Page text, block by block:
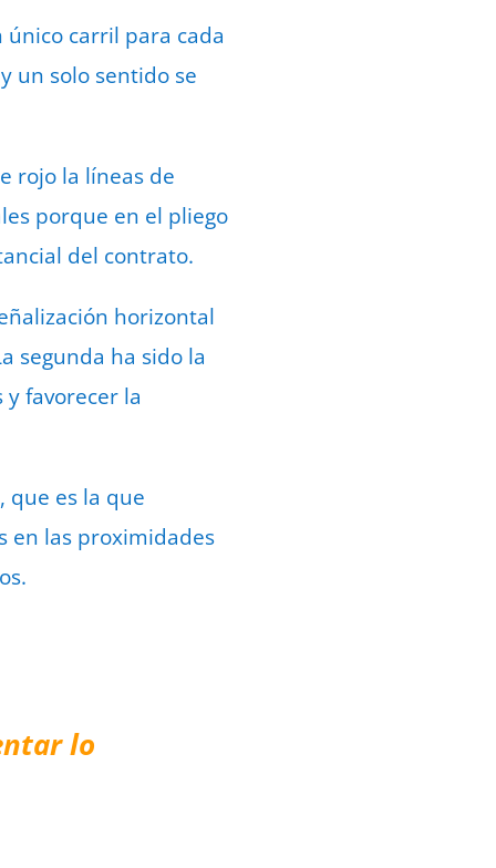
único carril para cada
un solo sentido se
rojo la líneas de
porque en el pliego
del contrato.
horizontal
segunda ha sido la
favorecer la
que es la que
en las proximidades
lo